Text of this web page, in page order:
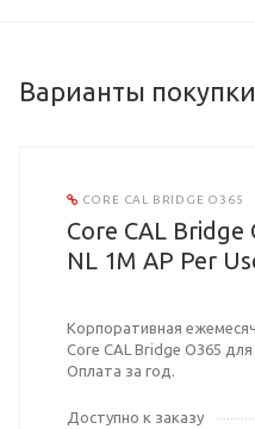
Варианты покупки
CORE CAL BRIDGE O365
Core CAL Bridge
NL 1M AP Per
Корпоративная
Core CAL Bridge O365
Оплата за год.
Доступно к заказу